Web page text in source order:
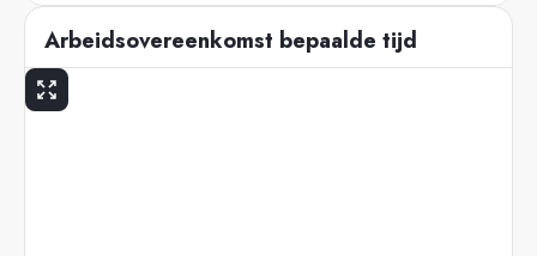
Arbeidsovereenkomst bepaalde tijd